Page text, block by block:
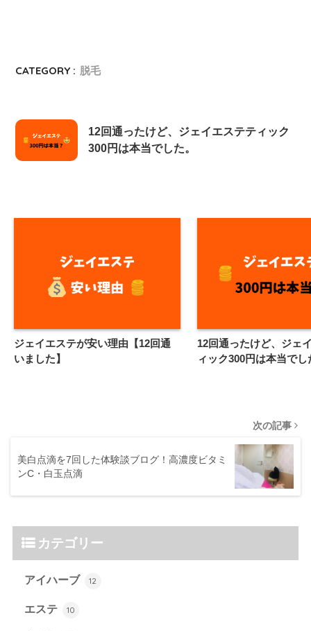
CATEGORY : 脱毛
12回通ったけど、ジェイエステティック
300円は本当でした。
ジェイエステが安い理由【12回通
いました】
12回通ったけど、ジェ
ィック300円は本当でし
次の記事
美白点滴を7回した体験談ブログ！高濃度ビタミ
ンC・白玉点滴
カテゴリー
アイハーブ 12
エステ 10